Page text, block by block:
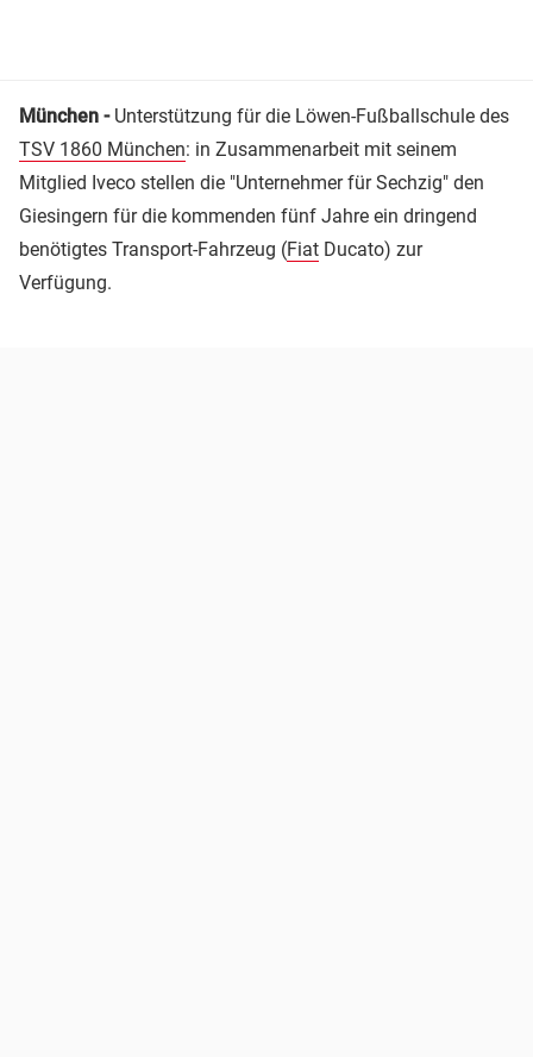
München -Unterstützung für die Löwen-Fußballschule des
TSV 1860 München: in Zusammenarbeit mit seinem
Mitglied Iveco stellen die "Unternehmer für Sechzig" den
Giesingern für die kommenden fünf Jahre ein dringend
benötigtes Transport-Fahrzeug (Fiat Ducato) zur
Verfügung.